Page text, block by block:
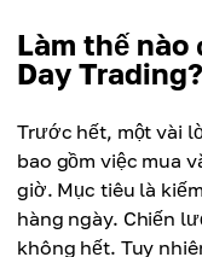
Làm thế
Day Trading?
Trước hết, một vài
bao gồm việc mua
giờ. Mục tiêu là
hàng ngày. Chiến
không hết. Tuy